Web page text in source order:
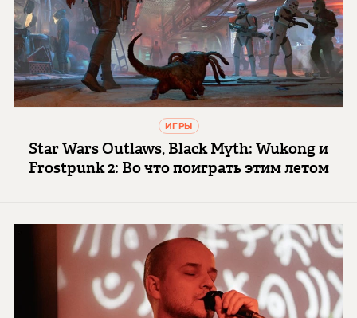
ИГРЫ
Star Wars Outlaws, Black Myth: Wukong и
Frostpunk 2: Во что поиграть этим летом